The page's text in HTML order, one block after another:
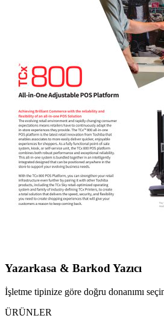
Yazarkasa & Barkod Yazıcı
İşletme tipinize göre doğru donanımı
ÜRÜNLER